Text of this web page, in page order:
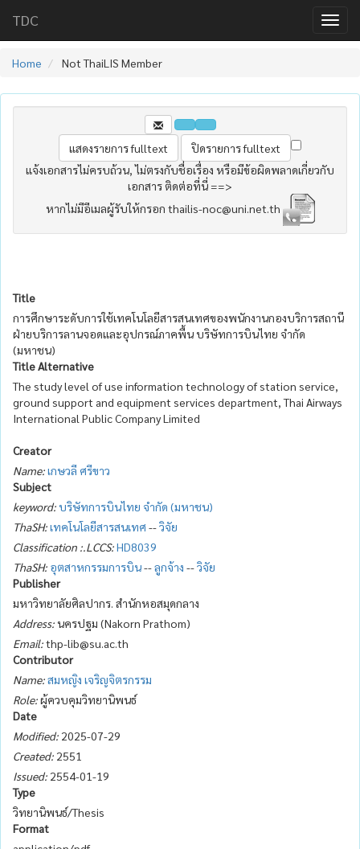
TDC
Home Not ThaiLIS Member
แจ้งเอกสารไม่ครบถ้วน, ไม่ตรงกับชื่อเรื่อง หรือมีข้อผิดพลาดเกี่ยวกับ
เอกสาร ติดต่อที่นี่ ==>
หากไม่มีอีเมลผู้รับให้กรอก thailis-noc@uni.net.th
Title
การศึกษาระดับการใช้เทคโนโลยีสารสนเทศของพนักงานกองบริการสถานี
ฝ่ายบริการลานจอดและอุปกรณ์ภาคพื้น บริษัทการบินไทย จำกัด
(มหาชน)
Title Alternative
The study level of use information technology of station service,
ground support and equipment services department, Thai Airways
International Public Company Limited
Creator
Name:เกษวลี ศรีขาว
Subject
keyword:บริษัทการบินไทย จำกัด (มหาชน)
ThaSH:เทคโนโลยีสารสนเทศ --วิจัย
Classification :.LCCS:HD8039
ThaSH: อุตสาหกรรมการบิน--ลูกจ้าง --วิจัย
Publisher
มหาวิทยาลัยศิลปากร. สำนักหอสมุดกลาง
Address:นครปฐม (Nakorn Prathom)
Email:thp-lib@su.ac.th
Contributor
Name:สมหญิง เจริญจิตรกรรม
Role:ผู้ควบคุมวิทยานิพนธ์
Date
Modified: 2025-07-29
Created: 2551
Issued: 2554-01-19
Type
วิทยานิพนธ์/Thesis
Format